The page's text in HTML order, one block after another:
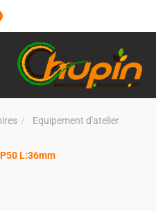
Equipement d'atelier
L:36mm